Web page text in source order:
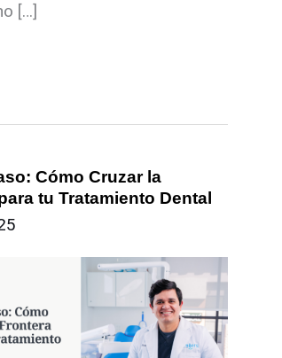
[…]
Cómo Cruzar la
tu Tratamiento Dental